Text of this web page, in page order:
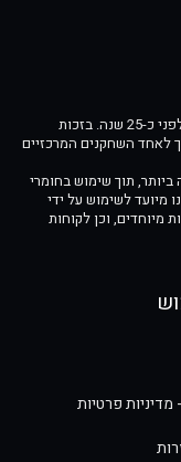
פור דוג טריינרס הינו מותג ישראלי בינלאומי שהוקם לפני כ-25 שנה. בזכות
לאחד השחקנים המרכזיים
תוך שימוש בחומרי
מיועד לשימוש על ידי
מיוחדים, וכן לקוחות
פרטיות